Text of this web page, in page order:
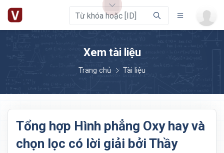
Xem tài liệu
Trang chủ Tài liệu
Tổng hợp Hình phẳng Oxy hay và
chọn lọc có lời giải bởi Thầy